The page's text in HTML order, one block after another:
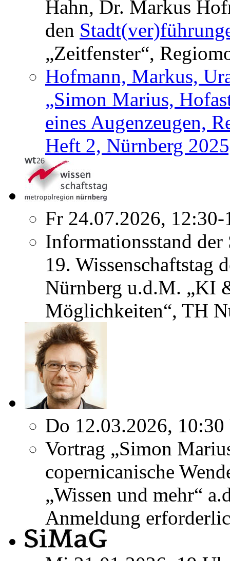
Hahn, Dr. Markus
den
„Zeitfenster“,
Hofmann, Markus,
„Simon Marius,
eines Augenzeugen,
Heft 2, Nürnberg
Fr 24.07.2026,
Informationsstand
19. Wissenschaftstag
Nürnberg u.d.M. „KI
Möglichkeiten“, TH
Do 12.03.2026,
Vortrag „Simon
copernicanische
„Wissen und mehr“
Anmeldung